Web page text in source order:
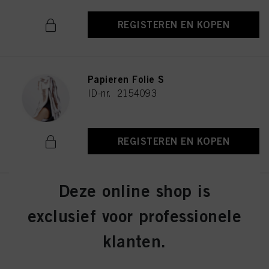
REGISTEREN EN KOPEN
Papieren Folie S
ID-nr. 2154093
REGISTEREN EN KOPEN
Water Spray Fles
ID-nr. 2686191
Deze online shop is
exclusief voor professionele
klanten.